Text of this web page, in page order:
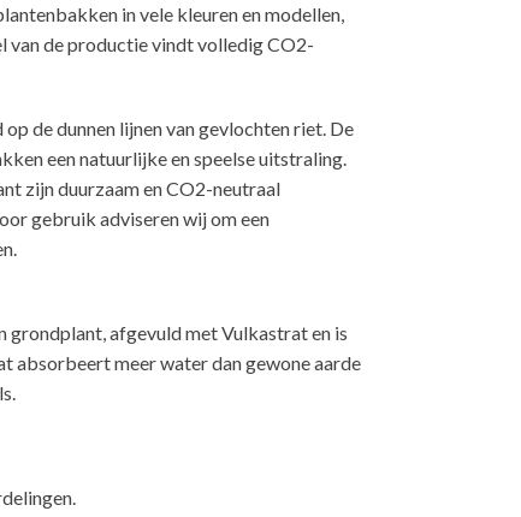
in vele kleuren en modellen,
van de productie vindt volledig CO2-
de dunnen lijnen van gevlochten riet. De
een natuurlijke en speelse uitstraling.
zijn duurzaam en CO2-neutraal
gebruik adviseren wij om een
grondplant, afgevuld met Vulkastrat en is
absorbeert meer water dan gewone aarde